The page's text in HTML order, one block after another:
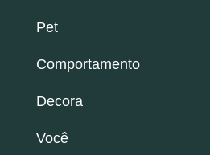
Pet
Comportamento
Decora
Você